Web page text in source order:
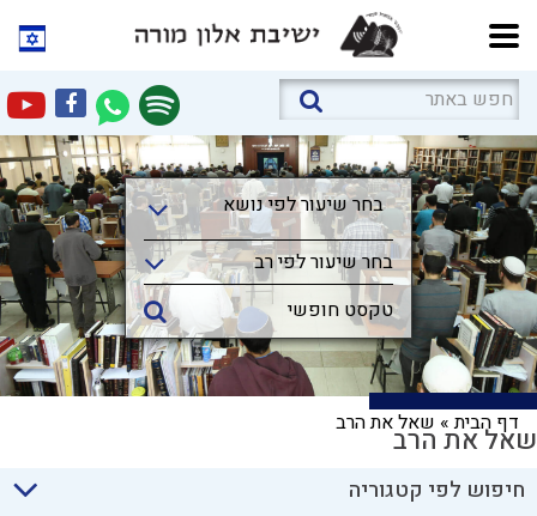
בחר שיעור לפי נושא
בחר שיעור לפי נושא
בחר שיעור לפי רב
דף הבית» שאל את הרבשאל את הרב
חיפוש לפי קטגוריה